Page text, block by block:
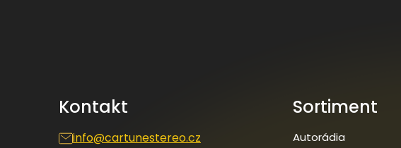
Kontakt
info@cartunestereo.cz
Sortiment
Autorádia